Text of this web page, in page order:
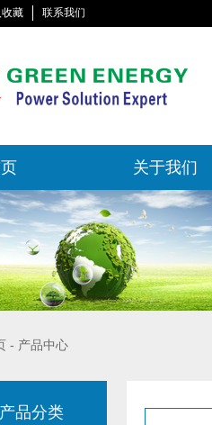
藏 联系我们
关于我们
- 产品中心
产品分类